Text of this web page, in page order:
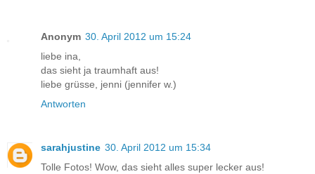
Anonym 30. April 2012 um 15:24
liebe ina,
das sieht ja traumhaft aus!
liebe grüsse, jenni (jennifer w.)
Antworten
sarahjustine 30. April 2012 um 15:34
Tolle Fotos! Wow, das sieht alles super lecker aus!